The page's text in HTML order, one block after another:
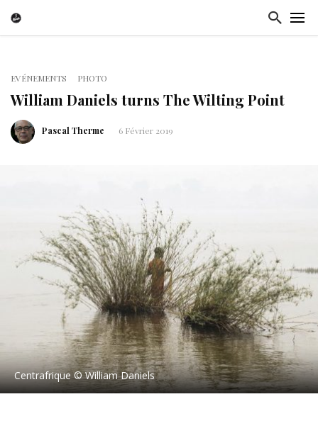
EVÉNEMENTS PHOTO
William Daniels turns The Wilting Point
Pascal Therme 6 Février 2019
Centrafrique © William Daniels